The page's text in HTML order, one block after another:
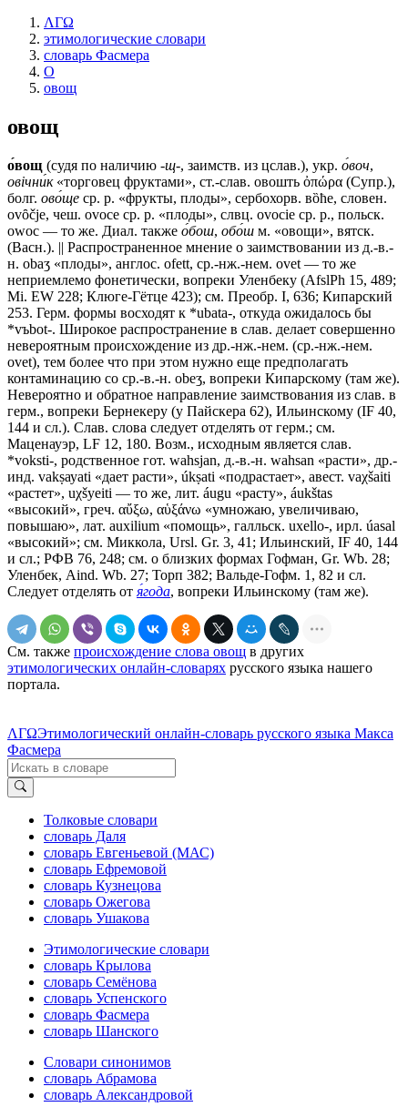
ΛΓΩ
этимологические словари
словарь Фасмера
О
овощ
овощ
о́вощ (судя по наличию -щ-, заимств. из цслав.), укр. о́воч,
овiчни́к«торговец фруктами», ст.-слав. овошть ὀπώρα (Супр.),
болг. ово́ще ср. р. «фрукты, плоды», сербохорв. вȍħе, словен.
оvȏčjе, чеш. оvосе ср. р. «плоды», слвц. оvосiе ср. р., польск.
оwос — то же. Диал. также о́бош, обо́ш м. «овощи», вятск.
(Васн.). || Распространенное мнение о заимствовании из д.-в.-
н. оbаʒ «плоды», англос. ofett, ср.-нж.-нем. оvеt — то же
неприемлемо фонетически, вопреки Уленбеку (AfslPh 15, 489;
Мi. ЕW 228; Клюге-Гётце 423); см. Преобр. I, 636; Кипарский
253. Герм. формы восходят к *ubata-, откуда ожидалось бы
*vъbot-. Широкое распространение в слав. делает совершенно
невероятным происхождение из др.-нж.-нем. (ср.-нж.-нем.
оvеt), тем более что при этом нужно еще предполагать
контаминацию со ср.-в.-н. оbеʒ, вопреки Кипарскому (там же).
Невероятно и обратное направление заимствования из слав. в
герм., вопреки Бернекеру (у Пайскера 62), Ильинскому (IF 40,
144 и сл.). Слав. слова следует отделять от герм.; см.
Маценауэр, LF 12, 180. Возм., исходным является слав.
*voksti-, родственное гот. wahsjan, д.-в.-н. wahsan «расти», др.-
инд. vаkṣауаti «дает расти», úkṣati «подрастает», авест. vaχšaiti
«растет», uχšyeiti — то же, лит. áugu «расту», áukštas
«высокий», греч. αὔξω, αὑξάνω «умножаю, увеличиваю,
повышаю», лат. auхilium «помощь», галльск. uхеllо-, ирл. úаsаl
«высокий»; см. Миккола, Ursl. Gr. 3, 41; Ильинский, IF 40, 144
и сл.; РФВ 76, 248; см. о близких формах Гофман, Gr. Wb. 28;
Уленбек, Aind. Wb. 27; Торп 382; Вальде-Гофм. 1, 82 и сл.
Следует отделять от я́года, вопреки Ильинскому (там же).
См. также происхождение слова овощ в других
этимологических онлайн-словарях русского языка нашего
портала.
ΛΓΩЭтимологический онлайн-словарь русского языка Макса
Фасмера
Толковые словари
словарь Даля
словарь Евгеньевой (МАС)
словарь Ефремовой
словарь Кузнецова
словарь Ожегова
словарь Ушакова
Этимологические словари
словарь Крылова
словарь Семёнова
словарь Успенского
словарь Фасмера
словарь Шанского
Словари синонимов
словарь Абрамова
словарь Александровой